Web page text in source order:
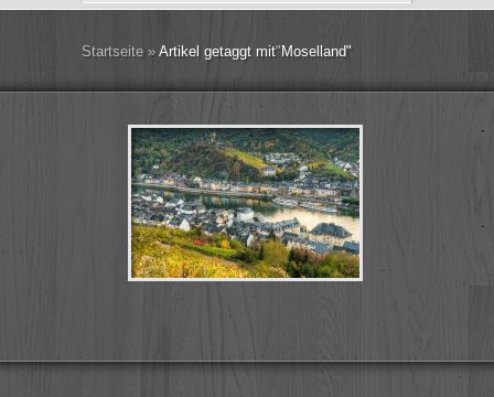
Startseite » Artikel getaggt mit" Moselland"